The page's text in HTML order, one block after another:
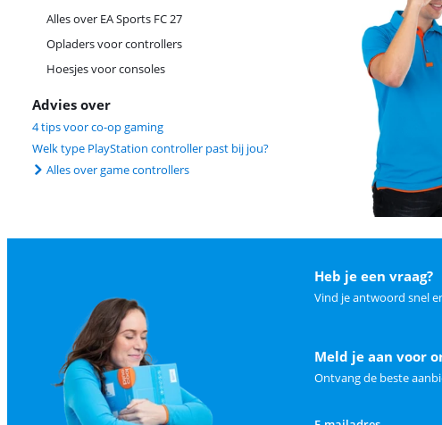
Alles over EA Sports FC 27
Opladers voor controllers
Hoesjes voor consoles
Advies over
4 tips voor co-op gaming
Welk type PlayStation controller past bij jou?
Alles over game controllers
Heb je een vraag?
Vind je antwoord snel
Meld je aan voor
Ontvang de beste